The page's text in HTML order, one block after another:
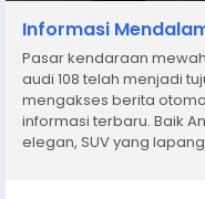
Informasi
Pasar kendaraan
audi 108 telah menjadi
mengakses berita
informasi terbaru. Baik
elegan, SUV yang